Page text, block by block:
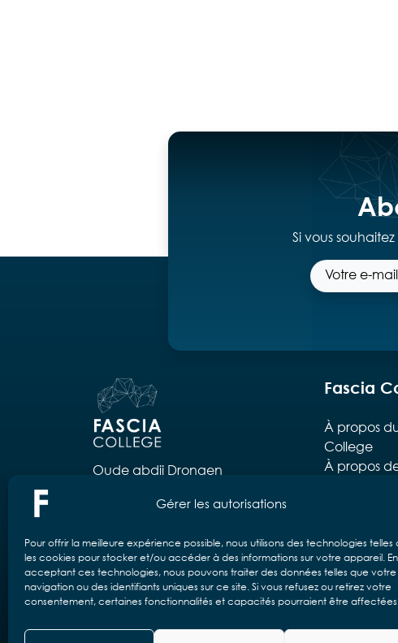
Gérer les autorisations
Pour offrir la meilleure expérience possible, nous utilisons des technologies telles
les cookies pour stocker et/ou accéder à des informations sur votre appareil. En
acceptant ces technologies, nous pouvons traiter des données telles que votre
navigation ou des identifiants uniques sur ce site. Si vous refusez ou retirez votre
consentement, certaines fonctionnalités et capacités pourraient être
Si vous
Oude abdij Drongen
B-9031 Drongen
Fascia
À propos
College
À propos
Partenaires
FAQ